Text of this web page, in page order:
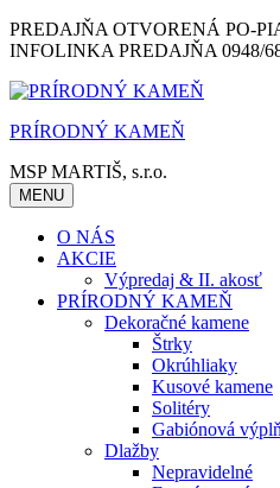
Skip
to
PREDAJŇA OTVORENÁ PO-
INFOLINKA PREDAJŇA 0948/
PRÍRODNÝ KAMEŇ
MSP MARTIŠ, s.r.o.
MENU
O NÁS
AKCIE
Výpredaj & II. akosť
PRÍRODNÝ KAMEŇ
Dekoračné kamene
Štrky
Okrúhliaky
Kusové kamene
Solitéry
Gabiónová výplň
Dlažby
Nepravidelné